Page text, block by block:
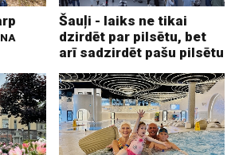
Šauļi - laiks ne tikai
dzirdēt par pilsētu, bet
arī sadzirdēt pašu pilsētu